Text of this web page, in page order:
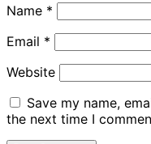
Name *
Email *
Website
Save my name,
the next time I